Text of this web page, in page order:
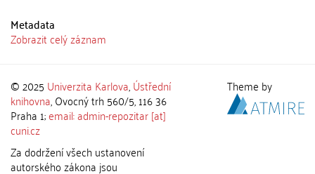
Metadata
Zobrazit celý záznam
© 2025 Univerzita Karlova,Ústřední
knihovna, Ovocný trh 560/5, 116 36
Praha 1;email: admin-repozitar [at]
cuni.cz
Za dodržení všech ustanovení
autorského zákona jsou
Theme by